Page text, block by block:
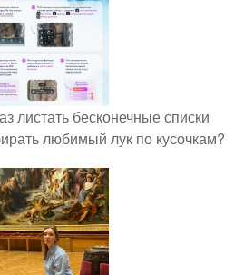
листать бесконечные списки
любимый лук по кусочкам?